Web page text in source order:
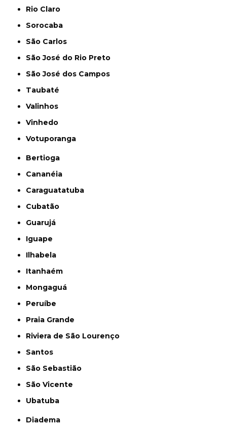
Rio Claro
Sorocaba
São Carlos
São José do Rio Preto
São José dos Campos
Taubaté
Valinhos
Vinhedo
Votuporanga
Bertioga
Cananéia
Caraguatatuba
Cubatão
Guarujá
Iguape
Ilhabela
Itanhaém
Mongaguá
Peruíbe
Praia Grande
Riviera de São Lourenço
Santos
São Sebastião
São Vicente
Ubatuba
Diadema